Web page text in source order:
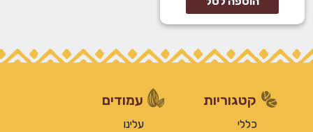
אפיה
רום
קטגוריות
כללי
עמודים
עלינו